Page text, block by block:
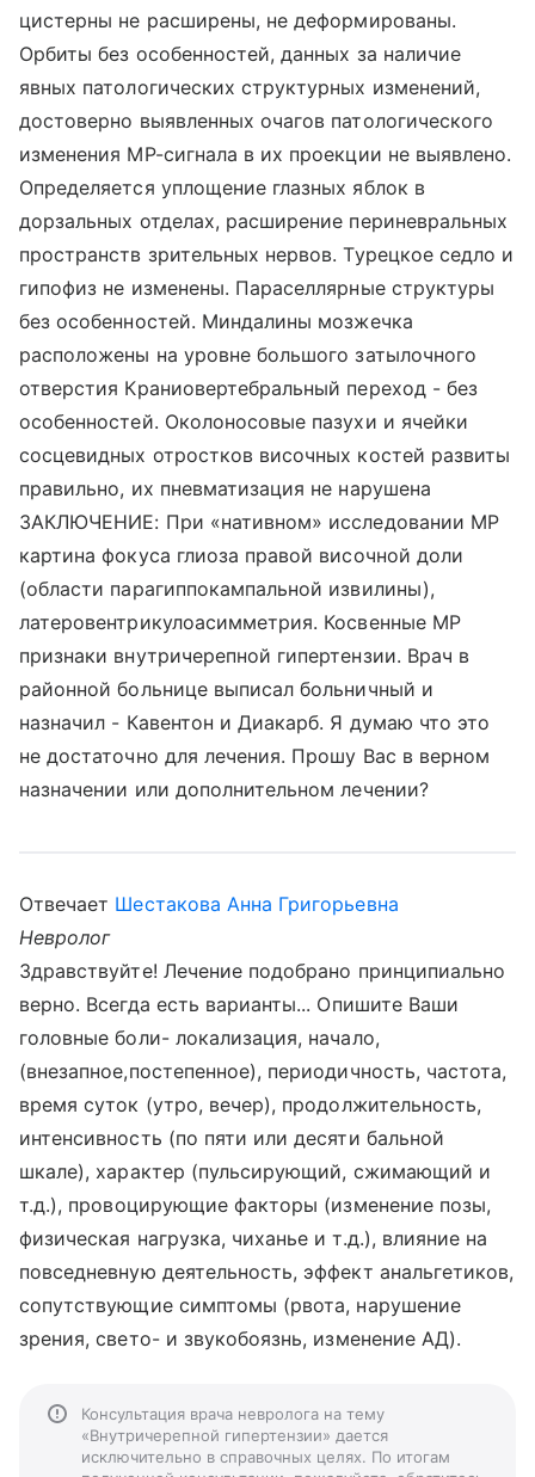
цистерны не расширены, не деформированы.
Орбиты без особенностей, данных за наличие
явных патологических структурных изменений,
достоверно выявленных очагов патологического
изменения MP-сигнала в их проекции не выявлено.
Определяется уплощение глазных яблок в
дорзальных отделах, расширение периневральных
пространств зрительных нервов. Турецкое седло и
гипофиз не изменены. Параселлярные структуры
без особенностей. Миндалины мозжечка
расположены на уровне большого затылочного
отверстия Краниовертебральный переход - без
особенностей. Околоносовые пазухи и ячейки
сосцевидных отростков височных костей развиты
правильно, их пневматизация не нарушена
ЗАКЛЮЧЕНИЕ: При «нативном» исследовании MP
картина фокуса глиоза правой височной доли
(области парагиппокампальной извилины),
латеровентрикулоасимметрия. Косвенные MP
признаки внутричерепной гипертензии. Врач в
районной больнице выписал больничный и
назначил - Кавентон и Диакарб. Я думаю что это
не достаточно для лечения. Прошу Вас в верном
назначении или дополнительном лечении?
Отвечает Шестакова Анна Григорьевна
Невролог
Здравствуйте! Лечение подобрано принципиально
верно. Всегда есть варианты... Опишите Ваши
головные боли- локализация, начало,
(внезапное,постепенное), периодичность, частота,
время суток (утро, вечер), продолжительность,
интенсивность (по пяти или десяти бальной
шкале), характер (пульсирующий, сжимающий и
т.д.), провоцирующие факторы (изменение позы,
физическая нагрузка, чиханье и т.д.), влияние на
повседневную деятельность, эффект анальгетиков,
сопутствующие симптомы (рвота, нарушение
зрения, свето- и звукобоязнь, изменение АД).
Консультация врача невролога на тему
«Внутричерепной гипертензии» дается
исключительно в справочных целях. По итогам